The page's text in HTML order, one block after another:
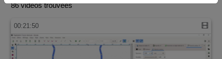
86 vidéos trouvées
00:21:50